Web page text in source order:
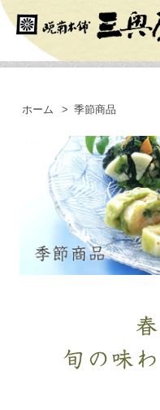
ホーム > 季節商品